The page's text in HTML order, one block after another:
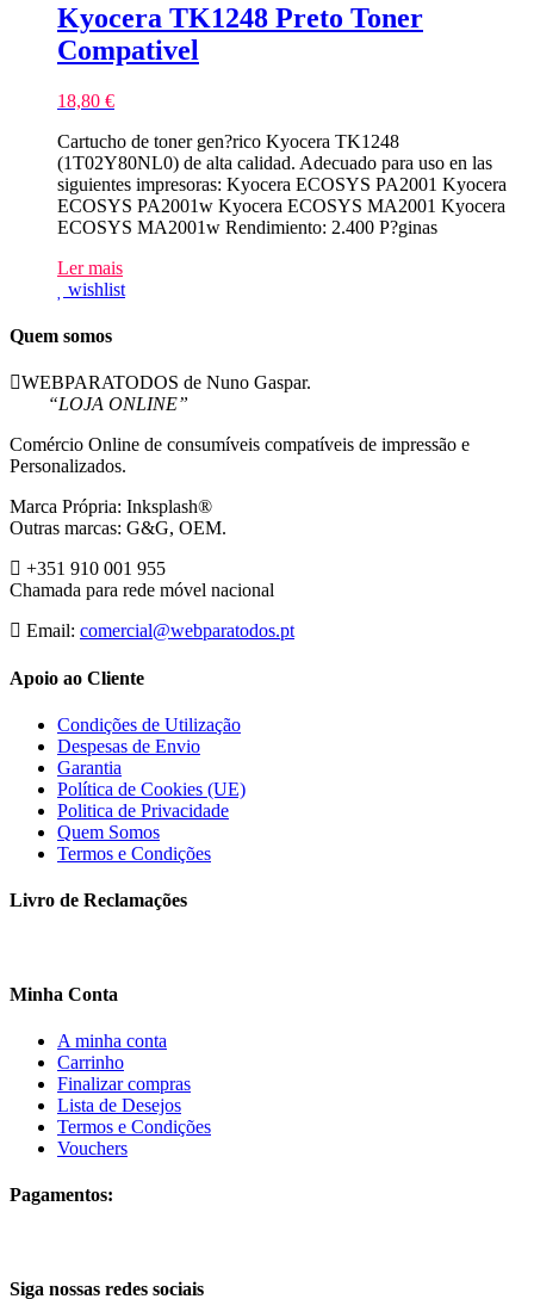
Kyocera TK1248 Preto Toner
Compativel
18,80 €
Cartucho de toner gen?rico Kyocera TK1248
(1T02Y80NL0) de alta calidad. Adecuado para uso en las
siguientes impresoras: Kyocera ECOSYS PA2001 Kyocera
ECOSYS PA2001w Kyocera ECOSYS MA2001 Kyocera
ECOSYS MA2001w Rendimiento: 2.400 P?ginas
Ler mais
wishlist
Quem somos
WEBPARATODOS de Nuno Gaspar.
“LOJA ONLINE”
Comércio Online de consumíveis compatíveis de impressão e
Personalizados.
Marca Própria: Inksplash®
Outras marcas: G&G, OEM.
+351 910 001 955
Chamada para rede móvel nacional
Email: comercial@webparatodos.pt
Apoio ao Cliente
Condições de Utilização
Despesas de Envio
Garantia
Política de Cookies (UE)
Politica de Privacidade
Quem Somos
Termos e Condições
Livro de Reclamações
Minha Conta
A minha conta
Carrinho
Finalizar compras
Lista de Desejos
Termos e Condições
Vouchers
Pagamentos:
Siga nossas redes sociais